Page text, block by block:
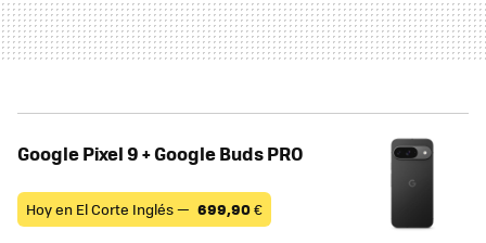
Google Pixel 9 + Google Buds PRO
Hoy en El Corte Inglés — 699,90€